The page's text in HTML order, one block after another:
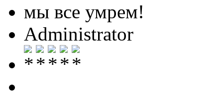
мы все умрем!
Administrator